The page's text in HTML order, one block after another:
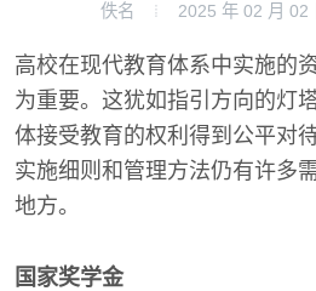
佚名 2025 年 02 月 02
高校在现代教育体系中实施的
为重要。这犹如指引方向的灯
体接受教育的权利得到公平对
实施细则和管理方法仍有许多
地方。
国家奖学金